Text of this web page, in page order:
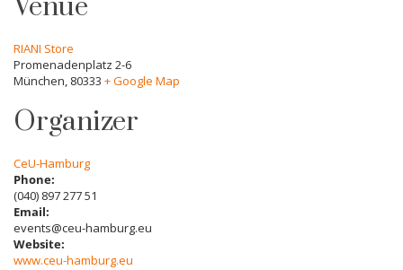
Venue
RIANI Store
Promenadenplatz 2-6
München, 80333 + Google Map
Organizer
CeU-Hamburg
Phone:
(040) 897 277 51
Email:
events@ceu-hamburg.eu
Website:
www.ceu-hamburg.eu